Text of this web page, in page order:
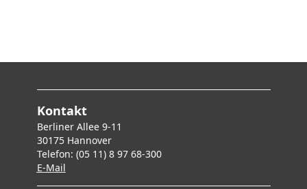
Kontakt
Berliner Allee 9-11
30175 Hannover
Telefon: (05 11) 8 97 68-300
E-Mail